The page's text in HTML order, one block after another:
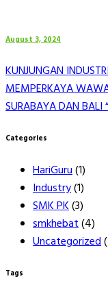
August 3, 2024
KUNJUNGAN
MEMPERKAYA
SURABAYA DAN BALI “
Categories
HariGuru(1)
Industry(1)
SMK PK(3)
smkhebat(4)
Uncategorized
Tags